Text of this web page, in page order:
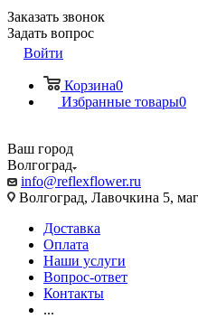
Заказать звонок
Задать вопрос
Войти
Корзина0
Избранные товары0
Ваш город
Волгоград
info@reflexflower.ru
Волгоград, Лавочкина 5,
Доставка
Оплата
Наши услуги
Вопрос-ответ
Контакты
...